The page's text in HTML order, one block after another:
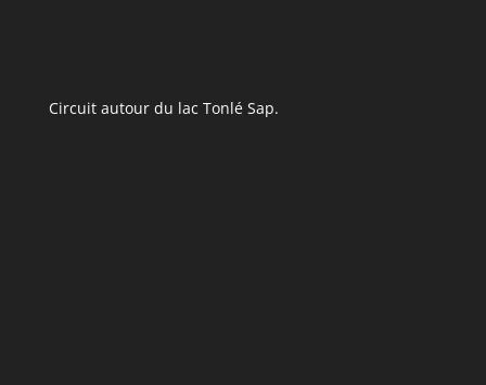
Circuit autour du lac Tonlé Sap.